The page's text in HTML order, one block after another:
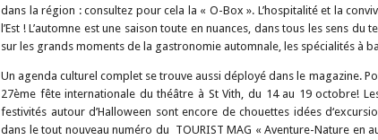
dans la région : consultez pour cela la « O-Box ». L’hospitalité et la
l’Est ! L’automne est une saison toute en nuances, dans tous les sens du
sur les grands moments de la gastronomie automnale, les spécialités à
Un agenda culturel complet se trouve aussi déployé dans le magazine.
27ème fête internationale du théâtre à St Vith, du 14 au 19 octobre!
festivités autour d’Halloween sont encore de chouettes idées
dans le tout nouveau numéro du TOURIST MAG « Aventure-Nature en